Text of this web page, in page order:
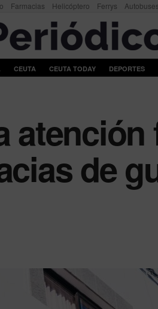
Farmacias Helicóptero Ferrys Autobuses
CEUTA CEUTA TODAY DEPORTES
de